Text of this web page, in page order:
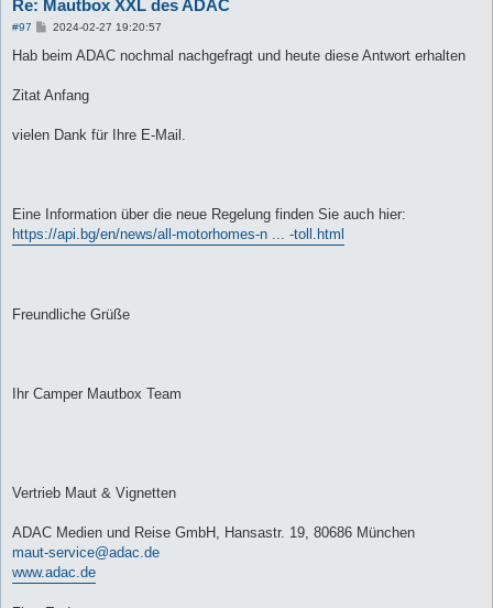
Re: Mautbox XXL des ADAC
#97
B
i
a
2024-02-27 19:20:57
Hab beim ADAC nochmal nachgefragt und heute diese Antwort erhalten
Zitat Anfang
vielen Dank für Ihre E-Mail.
Eine Information über die neue Regelung finden Sie auch hier:
https://api.bg/en/news/all-motorhomes-n ... -toll.html
Freundliche Grüße
Ihr Camper Mautbox Team
Vertrieb Maut & Vignetten
ADAC Medien und Reise GmbH, Hansastr. 19, 80686 München
maut-service@adac.de
www.adac.de